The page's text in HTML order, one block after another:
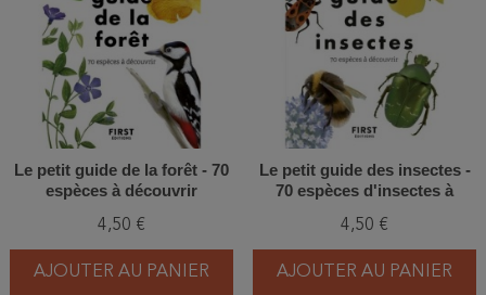
Le petit guide de la forêt - 70
espèces à découvrir
4,50 €
AJOUTER AU PANIER
Le petit guide des insectes -
70 espèces d'insectes à
4,50 €
AJOUTER AU PANIER